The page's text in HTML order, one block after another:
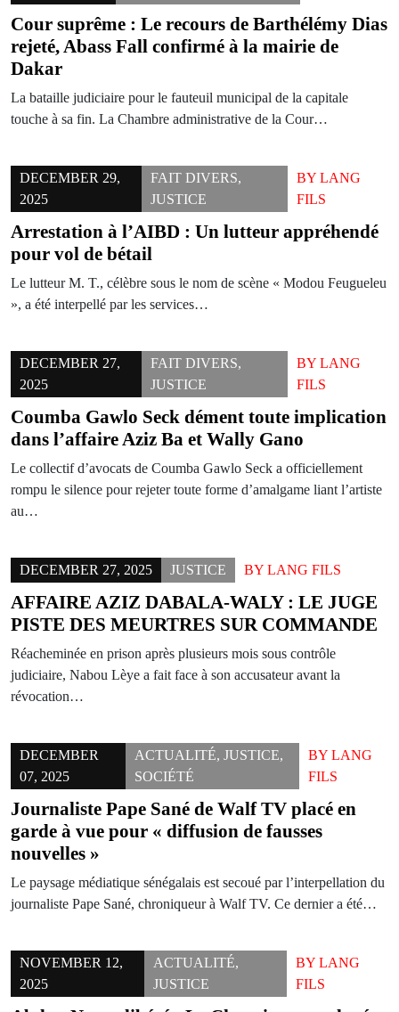
Cour suprême : Le recours de Barthélémy Dias
rejeté, Abass Fall confirmé à la mairie de
Dakar
La bataille judiciaire pour le fauteuil municipal de la capitale
touche à sa fin. La Chambre administrative de la Cour…
DECEMBER 29,
2025
FAIT DIVERS,
JUSTICE
BYLANG
FILS
Arrestation à l’AIBD : Un lutteur appréhendé
pour vol de bétail
Le lutteur M. T., célèbre sous le nom de scène « Modou Feugueleu
», a été interpellé par les services…
DECEMBER 27,
2025
FAIT DIVERS,
JUSTICE
BYLANG
FILS
Coumba Gawlo Seck dément toute implication
dans l’affaire Aziz Ba et Wally Gano
Le collectif d’avocats de Coumba Gawlo Seck a officiellement
rompu le silence pour rejeter toute forme d’amalgame liant l’artiste
au…
DECEMBER 27, 2025 JUSTICE BY LANG FILS
AFFAIRE AZIZ DABALA-WALY : LE JUGE
PISTE DES MEURTRES SUR COMMANDE
Réacheminée en prison après plusieurs mois sous contrôle
judiciaire, Nabou Lèye a fait face à son accusateur avant la
révocation…
DECEMBER
07, 2025
ACTUALITÉ,JUSTICE,
SOCIÉTÉ
BY LANG
FILS
Journaliste Pape Sané de Walf TV placé en
garde à vue pour « diffusion de fausses
nouvelles »
Le paysage médiatique sénégalais est secoué par l’interpellation du
journaliste Pape Sané, chroniqueur à Walf TV. Ce dernier a été…
NOVEMBER 12,
2025
ACTUALITÉ,
JUSTICE
BYLANG
FILS